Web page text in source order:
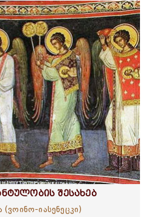
შესახებ
იასენეცკი)